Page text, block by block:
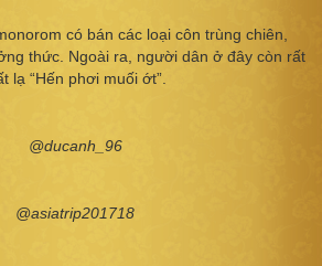
có bán các loại côn trùng chiên,
thức. Ngoài ra, người dân ở đây còn rất
lạ “Hến phơi muối ớt”.
@ducanh_96
@asiatrip201718